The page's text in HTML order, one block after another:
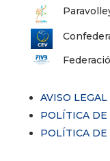
AVISO LEGAL
POLÍTICA
POLÍTICA DE